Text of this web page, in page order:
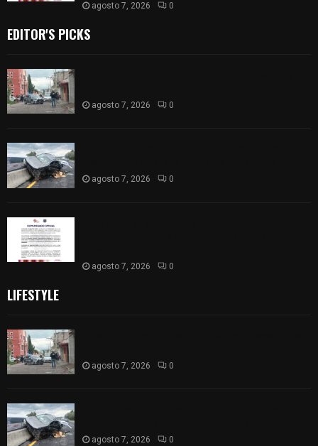
agosto 7, 2026 0
EDITOR'S PICKS
agosto 7, 2026 0
agosto 7, 2026 0
agosto 7, 2026 0
LIFESTYLE
agosto 7, 2026 0
agosto 7, 2026 0